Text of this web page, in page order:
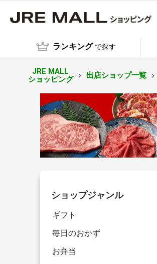
ランキング で探す
JRE MALL
ショッピング
出店ショップ一覧
ショップジャンル
ギフト
毎日のおかず
お弁当